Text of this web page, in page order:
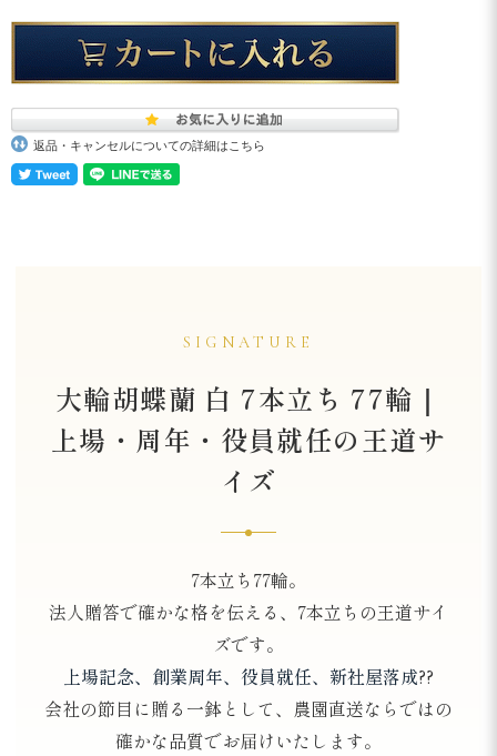
返品・キャンセルについての詳細はこちら
SIGNATURE
大輪胡蝶蘭 白 7本立ち 77輪｜
上場・周年・役員就任の王道サ
イズ
7本立ち77輪。
法人贈答で確かな格を伝える、7本立ちの王道サイ
ズです。
上場記念、創業周年、役員就任、新社屋落成??
会社の節目に贈る一鉢として、農園直送ならではの
確かな品質でお届けいたします。